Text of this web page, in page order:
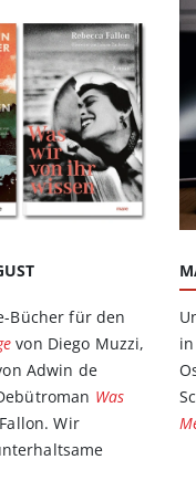
Bücher für den
von Diego Muzzi,
Adwin de
Was
Wir